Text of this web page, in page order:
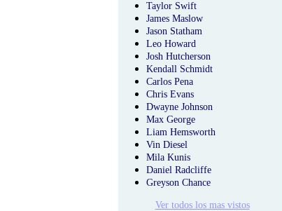
Taylor Swift
James Maslow
Jason Statham
Leo Howard
Josh Hutcherson
Kendall Schmidt
Carlos Pena
Chris Evans
Dwayne Johnson
Max George
Liam Hemsworth
Vin Diesel
Mila Kunis
Daniel Radcliffe
Greyson Chance
Ver todos los mas vistos